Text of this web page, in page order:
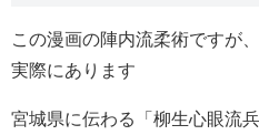
この漫画の陣内流柔術ですが
実際にあります
宮城県に伝わる「柳生心眼流